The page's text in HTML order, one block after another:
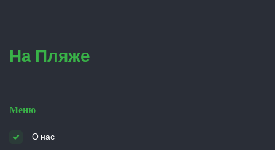
На Пляже
Меню
О нас